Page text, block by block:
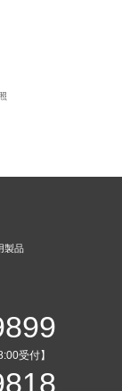
製品
受付】